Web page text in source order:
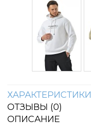
ХАРАКТЕРИСТИКИ
ОТЗЫВЫ (0)
ОПИСАНИЕ